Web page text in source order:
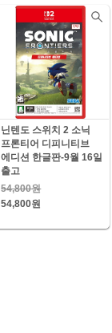
닌텐도 스위치 2 소닉
프론티어 디피니티브
에디션 한글판-9월 16일
출고
54,800원
54,800원